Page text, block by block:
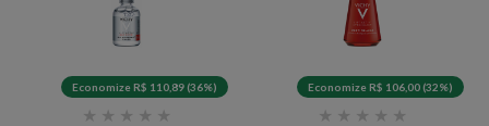
Economize R$ 110,89 (36%)
★ ★ ★ ★ ★
Economize R$ 106,00 (32%)
★ ★ ★ ★ ★